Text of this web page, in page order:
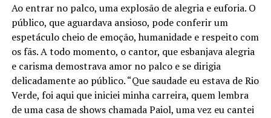
Ao entrar no palco, uma explosão de alegria e euforia. O
público, que aguardava ansioso, pode conferir um
espetáculo cheio de emoção, humanidade e respeito com
os fãs. A todo momento, o cantor, que esbanjava alegria
e carisma demostrava amor no palco e se dirigia
delicadamente ao público. “Que saudade eu estava de Rio
Verde, foi aqui que iniciei minha carreira, quem lembra
de uma casa de shows chamada Paiol, uma vez eu cantei